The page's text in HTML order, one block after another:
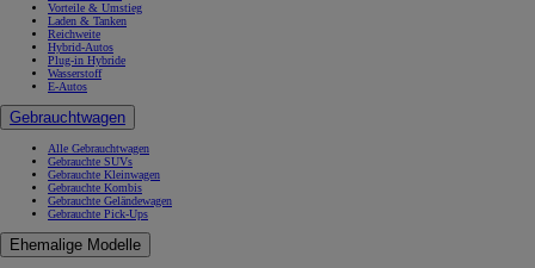
Vorteile & Umstieg
Laden & Tanken
Reichweite
Hybrid-Autos
Plug-in Hybride
Wasserstoff
E-Autos
Gebrauchtwagen
Alle Gebrauchtwagen
Gebrauchte SUVs
Gebrauchte Kleinwagen
Gebrauchte Kombis
Gebrauchte Geländewagen
Gebrauchte Pick-Ups
Ehemalige Modelle